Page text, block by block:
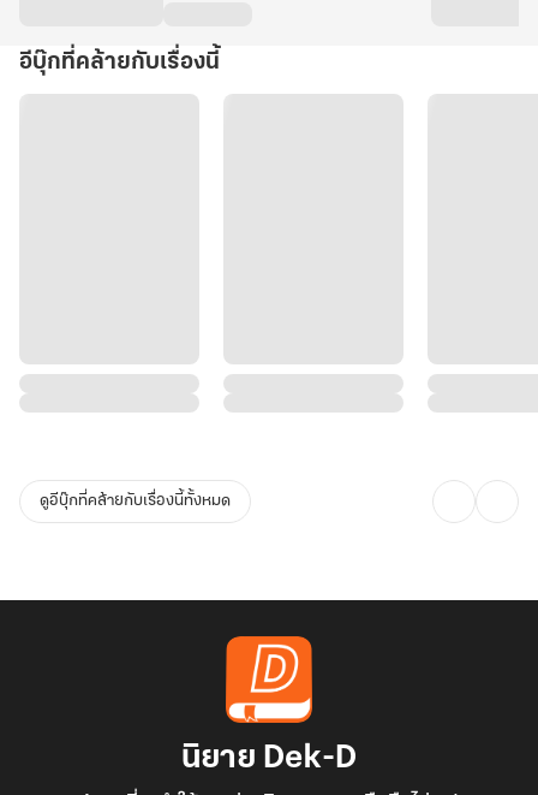
อีบุ๊กที่คล้ายกับเรื่องนี้
ดูอีบุ๊กที่คล้ายกับเรื่องนี้ทั้งหมด
นิยาย Dek-D